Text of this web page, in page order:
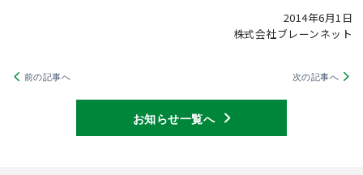
2014年6月1日
株式会社ブレーンネット
前の記事へ 次の記事へ
お知らせ一覧へ